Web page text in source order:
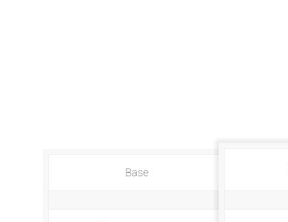
Base